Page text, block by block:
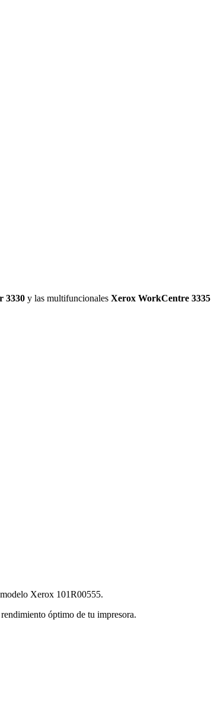
3330 y las multifuncionales Xerox WorkCentre 3335
Xerox 101R00555.
óptimo de tu impresora.